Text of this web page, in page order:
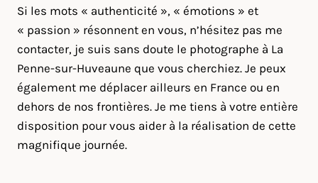
Si les mots « authenticité », « émotions » et
« passion » résonnent en vous, n’hésitez pas me
contacter, je suis sans doute le photographe à La
Penne-sur-Huveaune que vous cherchiez. Je peux
également me déplacer ailleurs en France ou en
dehors de nos frontières. Je me tiens à votre entière
disposition pour vous aider à la réalisation de cette
magnifique journée.